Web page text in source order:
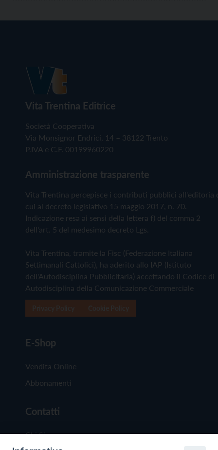
Vita Trentina Editrice
Società Cooperativa
Via Monsignor Endrici, 14 – 38122 Trento
P.IVA e C.F. 00199960220
Amministrazione trasparente
Vita Trentina percepisce i contributi pubblici all'editoria
cui al decreto legislativo 15 maggio 2017, n. 70.
Indicazione resa ai sensi della lettera f) del comma 2
dell'art. 5 del medesimo decreto Lgs.
Vita Trentina, tramite la Fisc (Federazione Italiana
Settimanali Cattolici), ha aderito allo IAP (Istituto
dell'Autodisciplina Pubblicitaria) accettando il Codice di
Autodisciplina della Comunicazione Commerciale
E-Shop
Vendita Online
Abbonamenti
Contatti
Chi Siamo